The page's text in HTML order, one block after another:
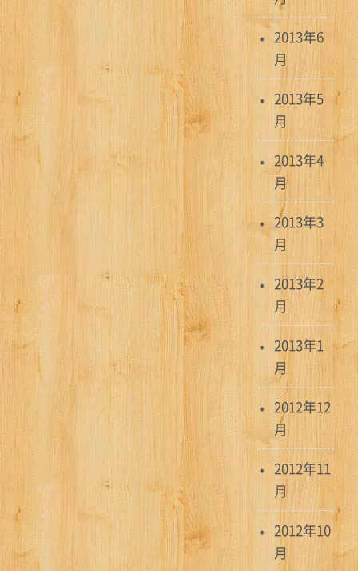
2013年6
月
2013年5
月
2013年4
月
2013年3
月
2013年2
月
2013年1
月
2012年12
月
2012年11
月
2012年10
月